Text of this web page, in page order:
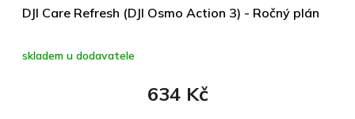
DJI Care Refresh (DJI Osmo Action 3) - Ročný plán
skladem u dodavatele
634 Kč